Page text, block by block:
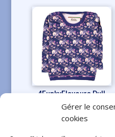
Gérer le
cookies
4FunkyFlavours Pull
Generate Power
€24,95